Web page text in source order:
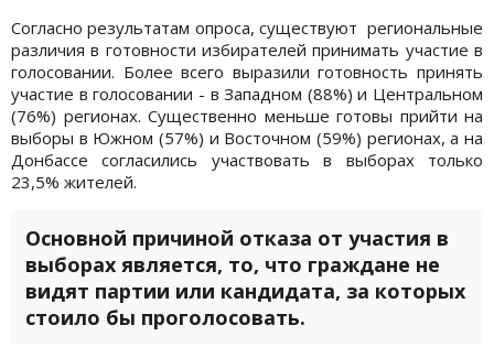
Согласно результатам опроса, существуют региональные
различия в готовности избирателей принимать участие в
голосовании. Более всего выразили готовность принять
участие в голосовании - в Западном (88%) и Центральном
(76%) регионах. Существенно меньше готовы прийти на
выборы в Южном (57%) и Восточном (59%) регионах, а на
Донбассе согласились участвовать в выборах только
23,5% жителей.
Основной причиной отказа от участия в
выборах является, то, что граждане не
видят партии или кандидата, за которых
стоило бы проголосовать.